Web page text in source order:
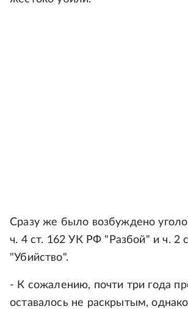
Сразу же было возбуждено
ч. 4 ст. 162 УК РФ "Разбой" и ч. 2
"Убийство".
- К сожалению, почти три года
оставалось не раскрытым,